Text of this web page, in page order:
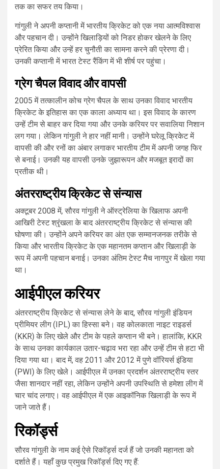
तक का सफर तय किया।
गांगुली ने अपनी कप्तानी में भारतीय क्रिकेट को एक नया आत्मविश्वास
और पहचान दी। उन्होंने खिलाड़ियों को निडर होकर खेलने के लिए
प्रेरित किया और उन्हें हर चुनौती का सामना करने की प्रेरणा दी।
उनकी कप्तानी में भारत टेस्ट रैंकिंग में भी शीर्ष पर पहुंचा।
ग्रेग चैपल विवाद और वापसी
2005 में तत्कालीन कोच ग्रेग चैपल के साथ उनका विवाद भारतीय
क्रिकेट के इतिहास का एक काला अध्याय था। इस विवाद के कारण
उन्हें टीम से बाहर कर दिया गया और उनके करियर पर सवालिया निशान
लग गया। लेकिन गांगुली ने हार नहीं मानी। उन्होंने घरेलू क्रिकेट में
वापसी की और रनों का अंबार लगाकर भारतीय टीम में अपनी जगह फिर
से बनाई। उनकी यह वापसी उनके जुझारूपन और मजबूत इरादों का
प्रतीक थी।
अंतरराष्ट्रीय क्रिकेट से संन्यास
अक्टूबर 2008 में, सौरव गांगुली ने ऑस्ट्रेलिया के खिलाफ अपनी
आखिरी टेस्ट श्रृंखला के बाद अंतरराष्ट्रीय क्रिकेट से संन्यास की
घोषणा की। उन्होंने अपने करियर का अंत एक सम्मानजनक तरीके से
किया और भारतीय क्रिकेट के एक महानतम कप्तान और खिलाड़ी के
रूप में अपनी पहचान बनाई। उनका अंतिम टेस्ट मैच नागपुर में खेला गया
था।
आईपीएल करियर
अंतरराष्ट्रीय क्रिकेट से संन्यास लेने के बाद, सौरव गांगुली इंडियन
प्रीमियर लीग (IPL) का हिस्सा बने। वह कोलकाता नाइट राइडर्स
(KKR) के लिए खेले और टीम के पहले कप्तान भी बने। हालांकि, KKR
के साथ उनका कार्यकाल उतार-चढ़ाव भरा रहा और उन्हें टीम से हटा भी
दिया गया था। बाद में, वह 2011 और 2012 में पुणे वॉरियर्स इंडिया
(PWI) के लिए खेले। आईपीएल में उनका प्रदर्शन अंतरराष्ट्रीय स्तर
जैसा शानदार नहीं रहा, लेकिन उन्होंने अपनी उपस्थिति से हमेशा लीग में
चार चांद लगाए। वह आईपीएल में एक आइकॉनिक खिलाड़ी के रूप में
जाने जाते हैं।
रिकॉर्ड्स
सौरव गांगुली के नाम कई ऐसे रिकॉर्ड्स दर्ज हैं जो उनकी महानता को
दर्शाते हैं। यहाँ कुछ प्रमुख रिकॉर्ड्स दिए गए हैं: